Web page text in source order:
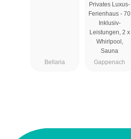
Bellaria
Uhlenhorst -
Wo die
Fellnase mit
in dem
Privat-Spa
darf
Privates Luxus-
Ferienhaus - 70
Inklusiv-
Leistungen, 2 x
Whirlpool,
Sauna
Gappenach